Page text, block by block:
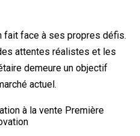
fait face à ses propres défis.
attentes réalistes et les
demeure un objectif
actuel.
à la vente Première